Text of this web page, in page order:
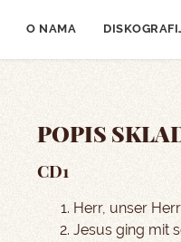
O NAMA
POPIS
CD1
Herr, unser
Jesus ging mit